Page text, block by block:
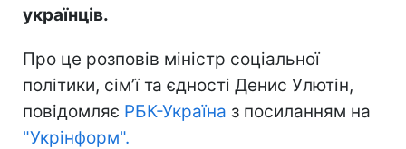
українців.
Про це розповів міністр соціальної
політики, сім’ї та єдності Денис Улютін,
повідомляє РБК-Україна з посиланням на
"Укрінформ".